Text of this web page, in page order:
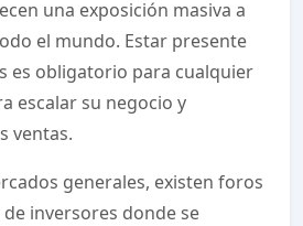
una exposición masiva a
el mundo. Estar presente
es obligatorio para cualquier
escalar su negocio y
ventas.
generales, existen foros
inversores donde se